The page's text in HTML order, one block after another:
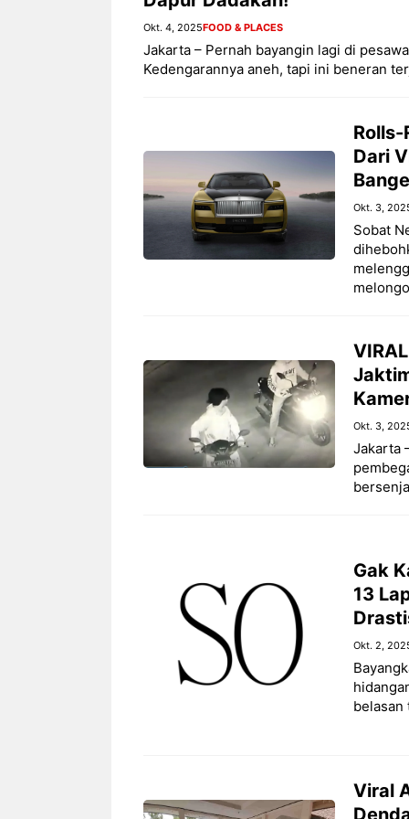
Okt. 4, 2025FOOD & PLACES
Jakarta – Pernah bayangin lagi di
Kedengarannya aneh, tapi ini beneran
Rolls-
Dari
Okt. 3,
Sobat
Okt. 3,
Jakarta
Gak
13
Okt. 2,
belasan
Viral